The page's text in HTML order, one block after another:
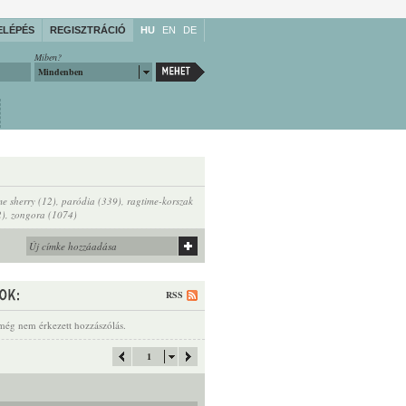
REGISZTRÁCIÓ HU EN DE
Miben?
Mindenben
sherry (12), paródia (339), ragtime-korszak
, zongora (1074)
RSS
nem érkezett hozzászólás.
1